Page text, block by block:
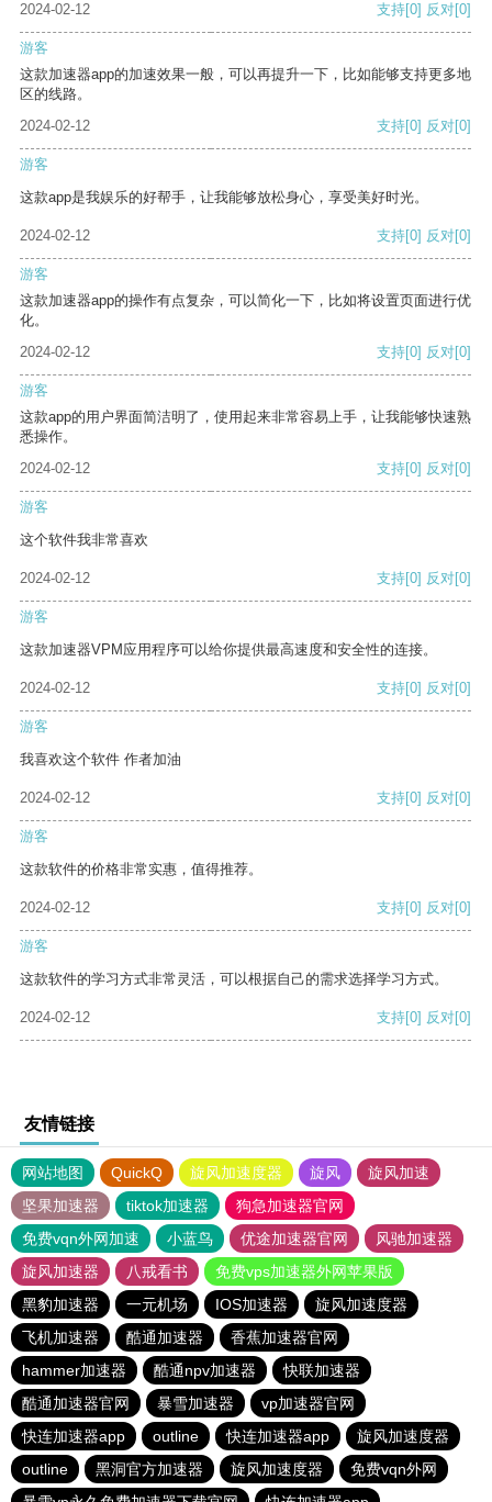
2024-02-12
支持[0] 反对[0]
游客
这款加速器app的加速效果一般，可以再提升一下，比如能够支持更多地
区的线路。
2024-02-12
支持[0] 反对[0]
游客
这款app是我娱乐的好帮手，让我能够放松身心，享受美好时光。
2024-02-12 支持[0] 反对[0]
游客
这款加速器app的操作有点复杂，可以简化一下，比如将设置页面进行优
化。
2024-02-12
支持[0] 反对[0]
游客
这款app的用户界面简洁明了，使用起来非常容易上手，让我能够快速熟
悉操作。
2024-02-12
支持[0] 反对[0]
游客
这个软件我非常喜欢
2024-02-12 支持[0] 反对[0]
游客
这款加速器VPM应用程序可以给你提供最高速度和安全性的连接。
2024-02-12 支持[0] 反对[0]
游客
我喜欢这个软件 作者加油
2024-02-12 支持[0] 反对[0]
游客
这款软件的价格非常实惠，值得推荐。
2024-02-12 支持[0] 反对[0]
游客
这款软件的学习方式非常灵活，可以根据自己的需求选择学习方式。
2024-02-12 支持[0] 反对[0]
友情链接
网站地图 QuickQ 旋风加速度器 旋风
旋风加速
坚果加速器
tiktok加速器
狗急加速器官网
免费vqn外网加速
小蓝鸟 优途加速器官网
风驰加速器
旋风加速器
八戒看书
免费vps加速器外网苹果版
黑豹加速器
一元机场 IOS加速器
旋风加速度器
飞机加速器
酷通加速器
香蕉加速器官网
hammer加速器
酷通npv加速器
快联加速器
酷通加速器官网
暴雪加速器
vp加速器官网
快连加速器app
outline 快连加速器app
旋风加速度器
outline
黑洞官方加速器 旋风加速度器
免费vqn外网